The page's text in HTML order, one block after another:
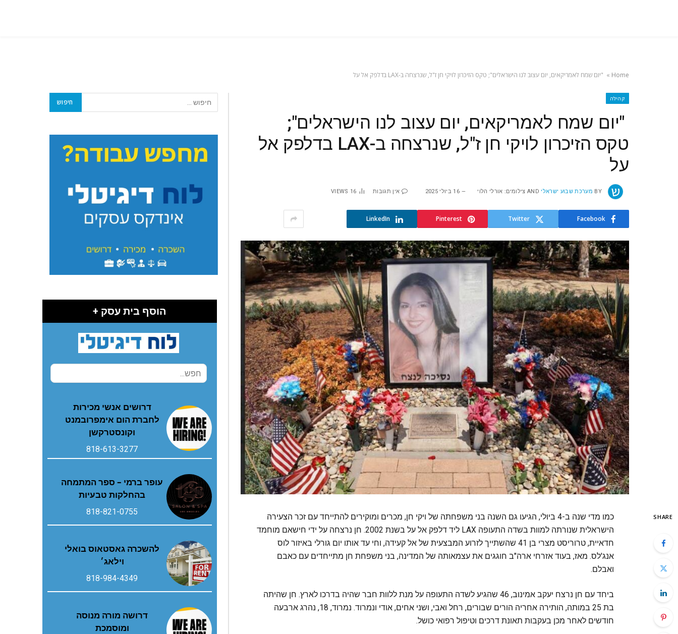
Home
» "יום שמח לאמריקאים, יום עצוב לנו הישראלים"; טקס הזיכרון לויקי חן ז"ל, שנרצחה ב-LAX בדלפק אל על
קהילה
"יום שמח לאמריקאים, יום עצוב לנו הישראלים";
טקס הזיכרון לויקי חן ז"ל, שנרצחה ב-LAX בדלפק אל
על
BY מערכת שבוע ישראלי צילומים: אורלי הלוי 16 ביולי 2025 אין תגובות 16
VIEWS
Facebook
Twitter
Pinterest
LinkedIn
SHARE
כמו מדי שנה ב-4 ביולי, הגיעו גם השנה בני משפחתה של ויקי חן, מכרים ומוקירים להתייחד עם זכר הצעירה
הישראלית שנורתה למוות בשדה התעופה LAX ליד דלפק אל על בשנת 2002. חן נרצחה על ידי חישאם מוחמד
חדאיית, טרוריסט מצרי בן 41 שהשתייך לזרוע המבצעית של אל קעידה, וחי עד אותו יום גורלי באיזור לוס
אנג'לס. מאז, בעוד אזרחי ארה"ב חוגגים את עצמאותה של המדינה, בני משפחת חן מתייחדים עם כאבם
ואבלם.
ביחד עם חן נרצח יעקב אמינוב, 46 שהגיע לשדה התעופה על מנת ללוות חבר שהיה בדרכו לארץ. חן שהיתה
בת 25 במותה, הותירה אחריה הורים שבורים, רחל ואבי, ושני אחים, אודי ונמרוד. נמרוד, 18, נהרג ארבעה
חודשים לאחר מכן בעקבות תאונת דרכים וטיפול רפואי כושל.
הוסף בית עסק +
דרושים אנשי מכירות
לחברת הום אימפרובמנט
וקונסטרקשן
818-613-3277
עופר ברמי – ספר המתמחה
בהחלקות טבעיות
818-821-0755
להשכרה גאסטאוס בואלי
וילאג׳
818-984-4349
דרושה מורה מנוסה
ומוסמכת